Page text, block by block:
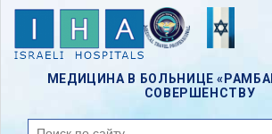
Skip
content
МЕДИЦИНА В БОЛЬНИЦЕ
СОВЕРШЕНСТВУ
поиск